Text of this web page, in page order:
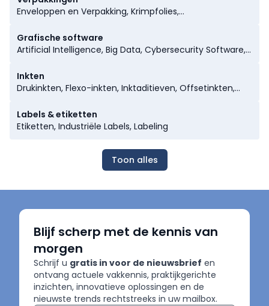
Coderingen, Digitale Druk, Digitale Rotatiepersen,
Drukchemicaliën, Drukker Bindmiddelen, Grafisch
Nieuws, Grafische Opleidingen, Inktbakken, Inktrollers,
Offset Rotatiepersen, Offset Vellenpersen, Uv
Enveloppen en Verpakking, Krimpfolies,
Verpakking & Label, Verpakkingen, Chocolade
Verpakkingen, Kunststofverpakkingen, Metalen
Vacuümverpakkingen
Grafische software
Artificial Intelligence, Big Data, Cybersecurity Software,
Grafische Software, Grafische Workflow Software,
Kleurbeheersoftware, Rip Software, Ontwerp Software
Inkten
Drukinkten, Flexo-inkten, Inktaditieven, Offsetinkten,
Labels & etiketten
Etiketten, Industriële Labels, Labeling
Toon alles
Blijf scherp met de kennis van
morgen
Schrijf u gratis in voor de nieuwsbrief en
ontvang actuele vakkennis, praktijkgerichte
inzichten, innovatieve oplossingen en de
nieuwste trends rechtstreeks in uw mailbox.